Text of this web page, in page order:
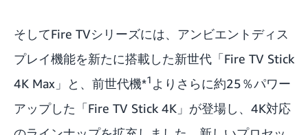
そしてFire TVシリーズには、アンビエントディス
プレイ機能を新たに搭載した新世代「Fire TV Stick
4K Max」と、前世代機*1 よりさらに約25％パワー
アップした「Fire TV Stick 4K」が登場し、4K対応